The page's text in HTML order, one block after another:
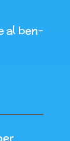
al ben-